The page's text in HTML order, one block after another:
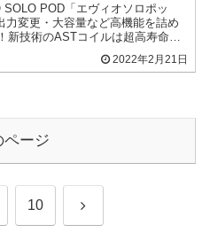
POD「エヴィオソロポッ
力変更・大容量など高機能を詰め
技術のASTコイルは超高寿命、
2022年2月21日
ページ
10 次